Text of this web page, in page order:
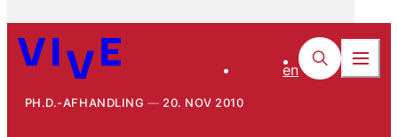
en
PH.D.-AFHANDLING 20. NOV 2010